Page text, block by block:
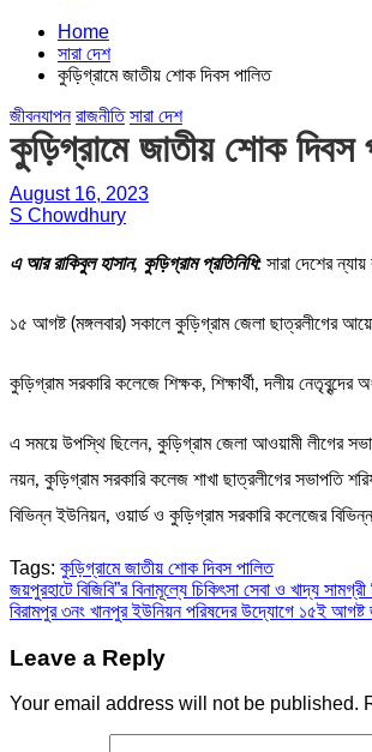
Home
সারা দেশ
কুড়িগ্রামে জাতীয় শোক দিবস পালিত
জীবনযাপন রাজনীতি সারা দেশ
কুড়িগ্রামে জাতীয় শোক দিবস
August 16, 2023
S Chowdhury
এ আর রাকিবুল হাসান, কুড়িগ্রাম প্রতিনিধি: সারা দেশের
১৫ আগষ্ট (মঙ্গলবার) সকালে কুড়িগ্রাম জেলা ছাত্রলীগের
কুড়িগ্রাম সরকারি কলেজে শিক্ষক, শিক্ষার্থী, দলীয়
এ সময়ে উপস্থি ছিলেন, কুড়িগ্রাম জেলা আওয়ামী লীগের
নয়ন, কুড়িগ্রাম সরকারি কলেজ শাখা ছাত্রলীগের সভাপতি
বিভিন্ন ইউনিয়ন, ওয়ার্ড ও কুড়িগ্রাম সরকারি কলেজের
Tags: কুড়িগ্রামে জাতীয় শোক দিবস পালিত
Post
navigation
জয়পুরহাটে বিজিবি”র বিনামূল্যে চিকিৎসা সেবা ও খাদ্য
বিরামপুর ৩নং খানপুর ইউনিয়ন পরিষদের উদ্যোগে ১৫ই
Leave a Reply
Your email address will not be published.